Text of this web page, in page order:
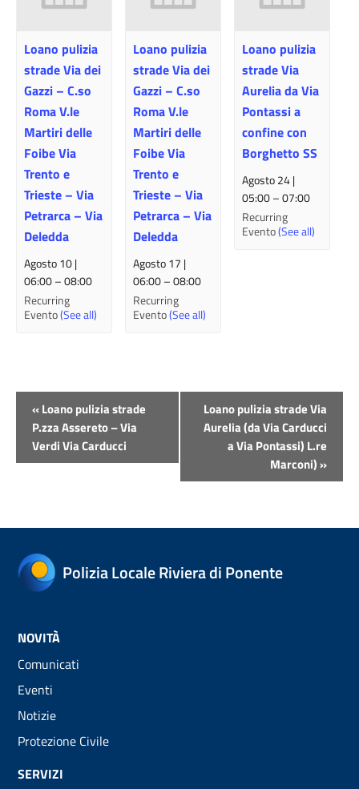
Loano pulizia
strade Via dei
Gazzi – C.so
Roma V.le
Martiri delle
Foibe Via
Trento e
Trieste – Via
Petrarca – Via
Deledda
Agosto 10 |
06:00–08:00
Recurring
Evento(See all)
Loano pulizia
strade Via dei
Gazzi – C.so
Roma V.le
Martiri delle
Foibe Via
Trento e
Trieste – Via
Petrarca – Via
Deledda
Agosto 17 |
06:00–08:00
Recurring
Evento(See all)
Loano pulizia
strade Via
Aurelia da Via
Pontassi a
confine con
Borghetto SS
Agosto 24 |
05:00–07:00
Recurring
Evento(See all)
Evento
Navigazione
«Loano pulizia strade
P.zza Assereto – Via
Verdi Via Carducci
Loano pulizia strade Via
Aurelia (da Via Carducci
a Via Pontassi) L.re
Marconi)»
Polizia Locale Riviera di Ponente
NOVITÀ
Comunicati
Eventi
Notizie
Protezione Civile
SERVIZI